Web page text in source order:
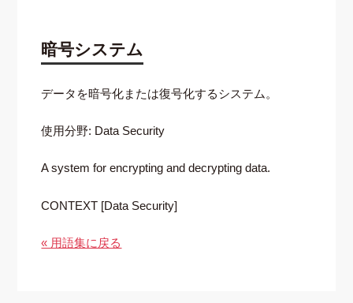
暗号システム
データを暗号化または復号化するシステム。
使用分野: Data Security
A system for encrypting and decrypting data.
CONTEXT [Data Security]
« 用語集に戻る